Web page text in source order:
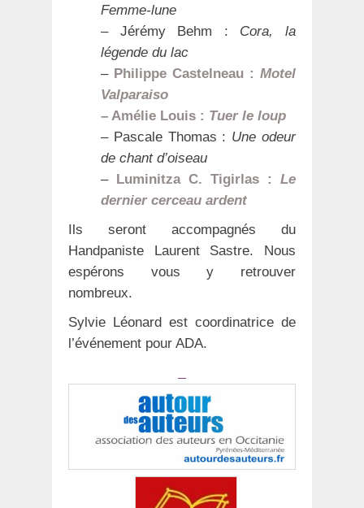
Femme-lune
– Jérémy Behm : Cora, la
légende du lac
–Philippe Castelneau : Motel
Valparaiso
– Amélie Louis : Tuer le loup
– Pascale Thomas : Une odeur
de chant d’oiseau
–Luminitza C. Tigirlas : Le
dernier cerceau ardent
Ils seront accompagnés du
Handpaniste Laurent Sastre. Nous
espérons vous y retrouver
nombreux.
Sylvie Léonard est coordinatrice de
l’événement pour ADA.